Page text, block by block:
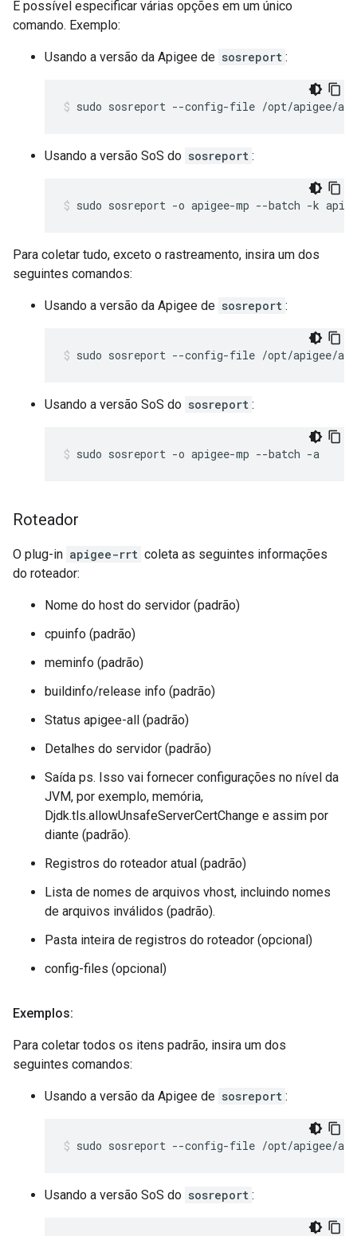
É possível especificar várias opções em um único
comando. Exemplo:
Usando a versão da Apigee de sosreport :
sudo sosreport --config-file /opt/apigee/
Usando a versão SoS do sosreport :
sudo sosreport -o apigee-mp --batch -k
Para coletar tudo, exceto o rastreamento, insira um dos
seguintes comandos:
Usando a versão da Apigee de sosreport :
sudo sosreport --config-file /opt/apigee/
Usando a versão SoS do sosreport :
sudo sosreport -o apigee-mp --batch -a
Roteador
O plug-in apigee-rrt coleta as seguintes informações
do roteador:
Nome do host do servidor (padrão)
cpuinfo (padrão)
meminfo (padrão)
buildinfo/release info (padrão)
Status apigee-all (padrão)
Detalhes do servidor (padrão)
Saída ps. Isso vai fornecer configurações no nível da
JVM, por exemplo, memória,
Djdk.tls.allowUnsafeServerCertChange e assim por
diante (padrão).
Registros do roteador atual (padrão)
Lista de nomes de arquivos vhost, incluindo nomes
de arquivos inválidos (padrão).
Pasta inteira de registros do roteador (opcional)
config-files (opcional)
Exemplos:
Para coletar todos os itens padrão, insira um dos
seguintes comandos:
Usando a versão da Apigee de sosreport :
sudo sosreport --config-file /opt/apigee/
Usando a versão SoS do sosreport :